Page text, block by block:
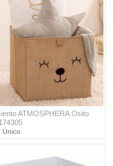
ATMOSPHERA Osito
Único